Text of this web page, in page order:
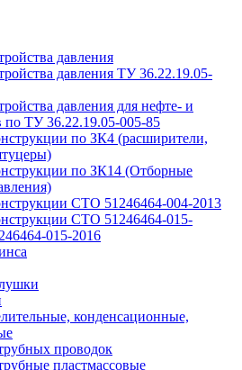
давления
давления ТУ 36.22.19.05-
давления для нефте- и
по ТУ 36.22.19.05-005-85
по ЗК4 (расширители,
по ЗК14 (Отборные
СТО 51246464-004-2013
СТО 51246464-015-
015-2016
конденсационные,
проводок
пластмассовые